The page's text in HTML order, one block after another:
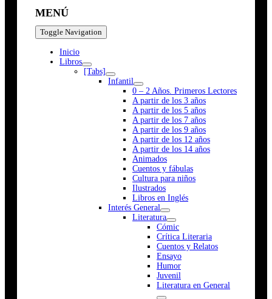
MENÚ
Toggle Navigation
Inicio
Libros
[Tabs]
Infantil
0 – 2 Años. Primeros Lectores
A partir de los 3 años
A partir de los 5 años
A partir de los 7 años
A partir de los 9 años
A partir de los 12 años
A partir de los 14 años
Animados
Cuentos y fábulas
Cultura para niños
Ilustrados
Libros en Inglés
Interés General
Literatura
Cómic
Crítica Literaria
Cuentos y Relatos
Ensayo
Humor
Juvenil
Literatura en General